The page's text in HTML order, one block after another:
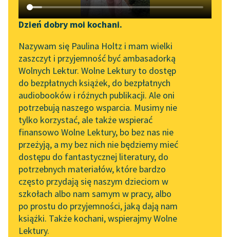
Katalog DAISY
Podkasty o książkach
Zgłoś brak utworu
Aktualności
„Prokurator Alicja Horn”
do słuchania
Byliśmy częścią AI Impact
Lab
Zapraszamy na spotkanie
online z tłumaczkami
literatury skandynawskiej
Spotkanie z Katarzyną
Tunkiel w Oslo
102. lata temu zmarł
Joseph Conrad
Narzędzia
Mapa Wolnych Lektur
Leśmianator
Przewodnik dla piszących i
czytających
API
OAI-PMH
Widget Wolnych Lektur
Przypisy
Dzień dobry moi kochani.
Nazywam się Paulina Holtz i mam wielki
zaszczyt i przyjemność być ambasadorką
Wolnych Lektur. Wolne Lektury to dostęp
do bezpłatnych książek, do bezpłatnych
audiobooków i różnych publikacji. Ale oni
potrzebują naszego wsparcia. Musimy nie
tylko korzystać, ale także wspierać
finansowo Wolne Lektury, bo bez nas nie
przeżyją, a my bez nich nie będziemy mieć
dostępu do fantastycznej literatury, do
potrzebnych materiałów, które bardzo
często przydają się naszym dzieciom w
szkołach albo nam samym w pracy, albo
po prostu do przyjemności, jaką dają nam
książki. Także kochani, wspierajmy Wolne
Lektury.
Jerzy Żuławski
globie
Tak więc strasznie
cicho jest w naszym
wozie, bo my cóż my z
Piotrem możemy...
Czytaj więcej
Motyw: Konflikt